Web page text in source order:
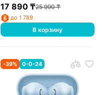
17 890 ₸25 990₸
до 1 789
В корзину
-39% 0-0-24